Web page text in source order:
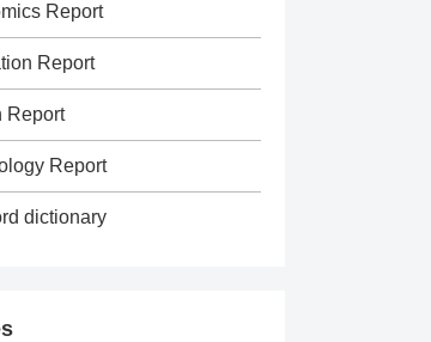
Report
Report
Report
Report
dictionary